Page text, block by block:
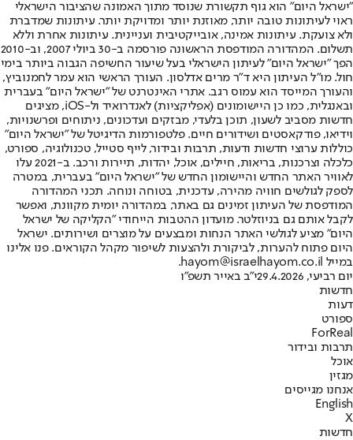
"ישראל היום" הוא גוף תקשורת שנוסד מתוך האמונה שהציבור הישראלי
ראוי לעיתונות טובה יותר, מאוזנת יותר ומדויקת יותר. עיתונות שמדברת
ולא צועקת. עיתונות אמינה, אובייקטיבית ועניינית. עיתונות אחרת וללא
תשלום. המהדורה המודפסת הראשונה פורסמה ב-30 ביולי 2007, וב-2010
הפך "ישראל היום" לעיתון הישראלי בעל שיעור החשיפה הגבוה ביותר בימי
חול. מו"ל העיתון היא ד"ר מרים אדלסון. העורך הראשי הוא עמר לחמנוביץ,
והעורך המייסד הוא עמוס רגב. אתרי האינטרנט של "ישראל היום" בעברית
ובאנגלית, כמו כן היישומונים (אפליקציות) לאנדרואיד ול-iOS, מציגים
חדשות מסביב לשעון, תוכן בלעדי, מבזקים ועדכונים, ניתוחים ופרשנויות,
וידיאו, פודקאסטים ושידורים חיים. פלטפורמות הדיגיטל של "ישראל היום"
כוללות ערוצי חדשות ודעות, תרבות ובידור, לייף סטייל, טכנולוגיה, ספורט,
כלכלה וצרכנות, בריאות, חיילים, אוכל, יהדות, תיירות ורכב. ב-2021 עלו
לאוויר האתר החדש והיישומון החדש של "ישראל היום" בעברית, במטרה
לספק לגולשים חוויה מהירה, עדכנית, בטוחה ונוחה. תכני המהדורה
המודפסת של העיתון זמינים גם באתר, במהדורה יומית מקוונת, ואפשר
לקבל אותם גם בניוזלטר. מועדון ההטבות הייחודי "הקליקה של ישראל
היום" מציע לגולשי האתר הנחות ומבצעים על מוצרים ושירותים. ישראל
היום פתוח להערות, לביקורת ולהצעות לשיפור מקהל הקוראים. פנו אלינו
במייל hayom@israelhayom.co.il.
יום רביעי, 29.4.2026
י"ב באייר תשפ"ו
חדשות
דעות
ספורט
ForReal
תרבות ובידור
אוכל
מגזין
אנחנו מגייסים
English
X
חדשות